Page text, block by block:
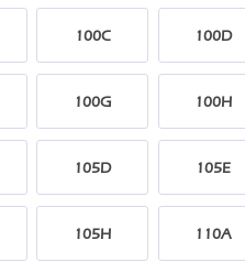
100C 100D
100G 100H
105D 105E
105H 110A